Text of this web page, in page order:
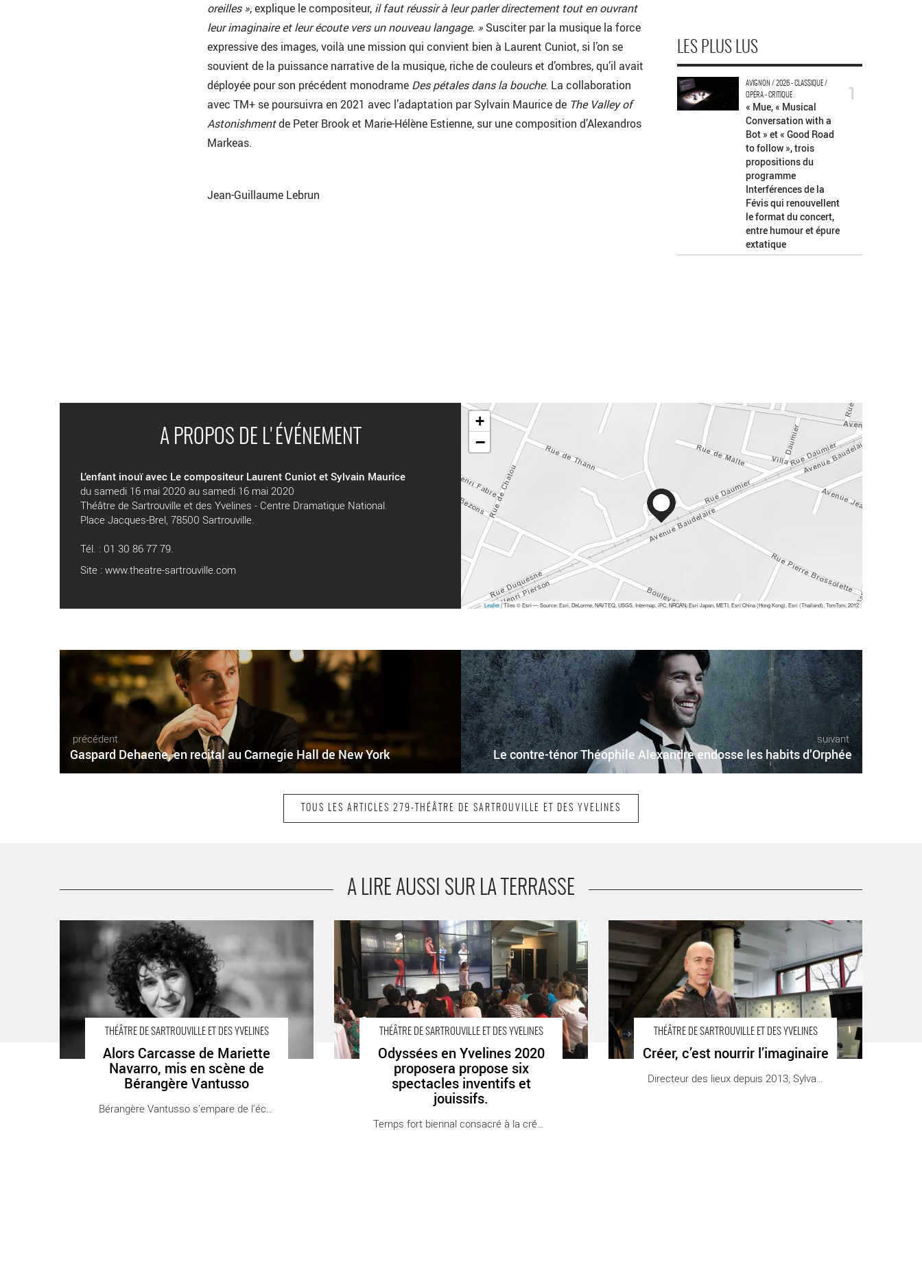
oreilles », explique le compositeur, il faut réussir à leur parler directement tout en ouvrant
leur imaginaire et leur écoute vers un nouveau langage. » Susciter par la musique la force
expressive des images, voilà une mission qui convient bien à Laurent Cuniot, si l’on se
souvient de la puissance narrative de la musique, riche de couleurs et d’ombres, qu’il avait
déployée pour son précédent monodrame Des pétales dans la bouche. La collaboration
avec TM+ se poursuivra en 2021 avec l’adaptation par Sylvain Maurice de The Valley of
Astonishmentde Peter Brook et Marie-Hélène Estienne, sur une composition d’Alexandros
Markeas.
Jean-Guillaume Lebrun
LES PLUS LUS
AVIGNON / 2026 - CLASSIQUE /
OPÉRA - CRITIQUE
« Mue, « Musical
Conversation with a
Bot » et « Good Road
to follow », trois
propositions du
programme
Interférences de la
Févis qui renouvellent
le format du concert,
entre humour et épure
extatique
1
A PROPOS DE L'ÉVÉNEMENT
L’enfant inouï avec Le compositeur Laurent Cuniot et Sylvain Maurice
du samedi 16 mai 2020 au samedi 16 mai 2020
Théâtre de Sartrouville et des Yvelines - Centre Dramatique National.
Place Jacques-Brel, 78500 Sartrouville.
Tél. : 01 30 86 77 79.
Site : www.theatre-sartrouville.com
+
−
Leaflet| Tiles © Esri — Source: Esri, DeLorme, NAVTEQ, USGS, Intermap, iPC, NRCAN, Esri Japan, METI, Esri China (Hong Kong), Esri (Thailand), TomTom, 2012
précédent
Gaspard Dehaene, en recital au Carnegie Hall de New York
suivant
Le contre-ténor Théophile Alexandre endosse les habits d’Orphée
TOUS LES ARTICLES 279-THÉÂTRE DE SARTROUVILLE ET DES YVELINES
A LIRE AUSSI SUR LA TERRASSE
THÉÂTRE DE SARTROUVILLE ET DES YVELINES
Alors Carcasse de Mariette
Navarro, mis en scène de
Bérangère Vantusso
Alors Carcasse de Mariette Navarro, mis en scène de
Bérangère Vantusso - Critique sortie Théâtre Sartrouville
Théâtre de Sartrouville et des Yvelines - Centre
Dramatique National.
THÉÂTRE DE SARTROUVILLE ET DES YVELINES
Odyssées en Yvelines 2020
proposera propose six
spectacles inventifs et
jouissifs.
Odyssées en Yvelines 2020 proposera propose six
spectacles inventifs et jouissifs. - Critique sortie Théâtre
Sartrouville Théâtre de Sartrouville et des Yvelines -
Centre Dramatique National.
THÉÂTRE DE SARTROUVILLE ET DES YVELINES
Créer, c’est nourrir l’imaginaire
Créer, c’est nourrir l’imaginaire - Critique sortie Théâtre
Sartrouville Théâtre de Sartrouville et des Yvelines -
Centre Dramatique National.